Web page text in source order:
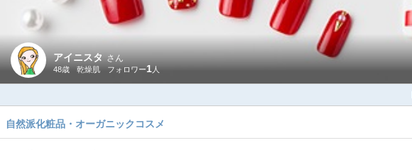
アイニスタ さん
48歳 乾燥肌 1
自然派化粧品・オーガニックコスメ